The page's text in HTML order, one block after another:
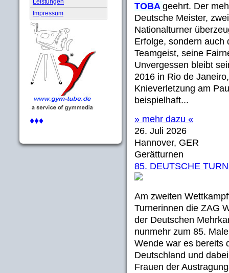
Leistungen
Impressum
♦♦♦
TOBA geehrt. Der
Deutsche Meister,
Nationalturner
Erfolge, sondern auch
Teamgeist, seine
Unvergessen bleibt
2016 in Rio de
Knieverletzung am
beispielhaft...
» mehr dazu «
26. Juli 2026
Hannover, GER
Gerätturnen
85. DEUTSCHE
Am zweiten
Turnerinnen die ZAG
der Deutschen
nunmehr zum 85.
Wende war es bereits
Deutschland und
Frauen der